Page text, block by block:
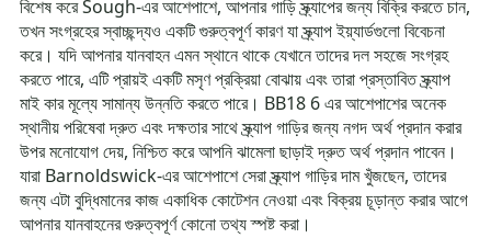
বিশেষ করে Sough-এর আশেপাশে, আপনার গাড়ি স্ক্র্যাপের জন্য বিক্রি করতে চান,
তখন সংগ্রহের স্বাচ্ছন্দ্যও একটি গুরুত্বপূর্ণ কারণ যা স্ক্র্যাপ ইয়্যার্ডগুলো বিবেচনা
করে। যদি আপনার যানবাহন এমন স্থানে থাকে যেখানে তাদের দল সহজে সংগ্রহ
করতে পারে, এটি প্রায়ই একটি মসৃণ প্রক্রিয়া বোঝায় এবং তারা প্রস্তাবিত স্ক্র্যাপ
মাই কার মূল্যে সামান্য উন্নতি করতে পারে। BB18 6 এর আশেপাশের অনেক
স্থানীয় পরিষেবা দ্রুত এবং দক্ষতার সাথে স্ক্র্যাপ গাড়ির জন্য নগদ অর্থ প্রদান করার
উপর মনোযোগ দেয়, নিশ্চিত করে আপনি ঝামেলা ছাড়াই দ্রুত অর্থ প্রদান পাবেন।
যারা Barnoldswick-এর আশেপাশে সেরা স্ক্র্যাপ গাড়ির দাম খুঁজছেন, তাদের
জন্য এটা বুদ্ধিমানের কাজ একাধিক কোটেশন নেওয়া এবং বিক্রয় চূড়ান্ত করার আগে
আপনার যানবাহনের গুরুত্বপূর্ণ কোনো তথ্য স্পষ্ট করা।